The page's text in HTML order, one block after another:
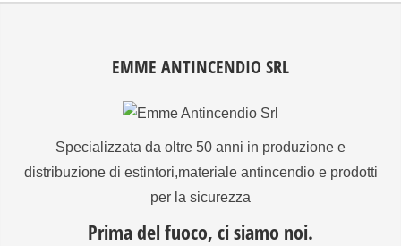
EMME ANTINCENDIO SRL
Specializzata da oltre 50 anni in produzione e
distribuzione di estintori,materiale antincendio e prodotti
per la sicurezza
Prima del fuoco, ci siamo noi.